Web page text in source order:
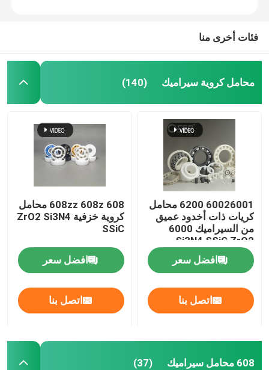
فئات أخرى منا
محامل كروية سيراميك (140)
60026001 6200 محامل
كريات ذات أخدود عميق
من السيراميك 6000
Si3N4 SSiC ZrO2
افضل سعر
اتصل بنا
608zz 608z 608 محامل
كروية خزفية ZrO2 Si3N4
SSiC
افضل سعر
اتصل بنا
608 محامل سيراميك (37)